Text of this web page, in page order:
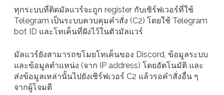
ทุกระบบที่ติดมัลแวร์จะถูก register กับเซิร์ฟเวอร์ที่ใช้
Telegram เป็นระบบควบคุมคำสั่ง (C2) โดยใช้ Telegram
bot ID และโทเค็นที่ฝังไว้ในตัวมัลแวร์
มัลแวร์ยังสามารถขโมยโทเค็นของ Discord, ข้อมูลระบบ
และข้อมูลตำแหน่ง (จาก IP address) โดยอัตโนมัติ และ
ส่งข้อมูลเหล่านั้นไปยังเซิร์ฟเวอร์ C2 แล้วรอคำสั่งอื่น ๆ
จากผู้โจมตี